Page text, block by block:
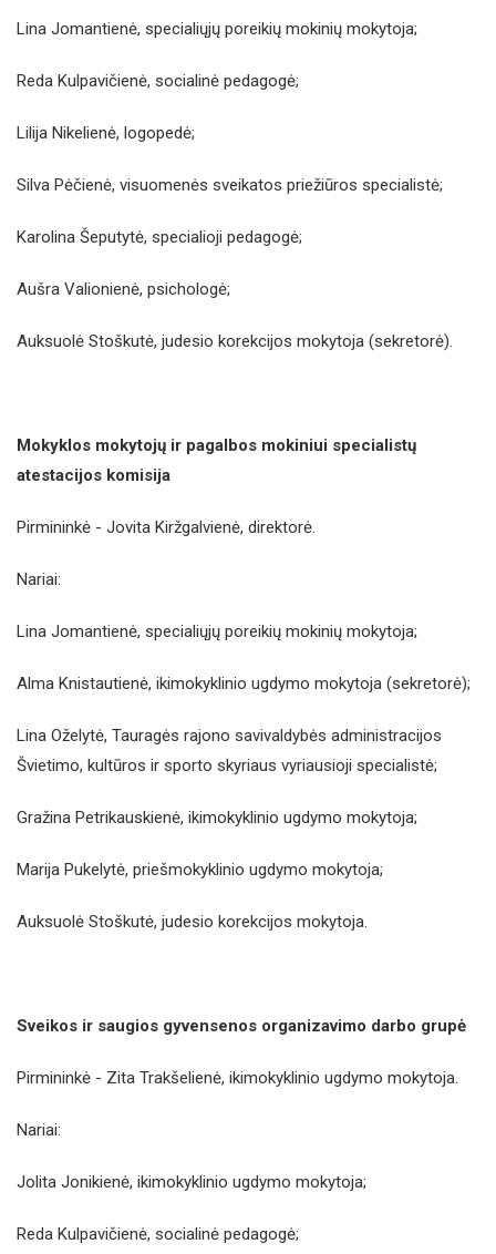
Lina Jomantienė, specialiųjų poreikių mokinių mokytoja;
Reda Kulpavičienė, socialinė pedagogė;
Lilija Nikelienė, logopedė;
Silva Pėčienė, visuomenės sveikatos priežiūros specialistė;
Karolina Šeputytė, specialioji pedagogė;
Aušra Valionienė, psichologė;
Auksuolė Stoškutė, judesio korekcijos mokytoja (sekretorė).
Mokyklos mokytojų ir pagalbos mokiniui specialistų
atestacijos komisija
Pirmininkė - Jovita Kiržgalvienė, direktorė.
Nariai:
Lina Jomantienė, specialiųjų poreikių mokinių mokytoja;
Alma Knistautienė, ikimokyklinio ugdymo mokytoja (sekretorė);
Lina Oželytė, Tauragės rajono savivaldybės administracijos
Švietimo, kultūros ir sporto skyriaus vyriausioji specialistė;
Gražina Petrikauskienė, ikimokyklinio ugdymo mokytoja;
Marija Pukelytė, priešmokyklinio ugdymo mokytoja;
Auksuolė Stoškutė, judesio korekcijos mokytoja.
Sveikos ir saugios gyvensenos organizavimo darbo grupė
Pirmininkė - Zita Trakšelienė, ikimokyklinio ugdymo mokytoja.
Nariai:
Jolita Jonikienė, ikimokyklinio ugdymo mokytoja;
Reda Kulpavičienė, socialinė pedagogė;